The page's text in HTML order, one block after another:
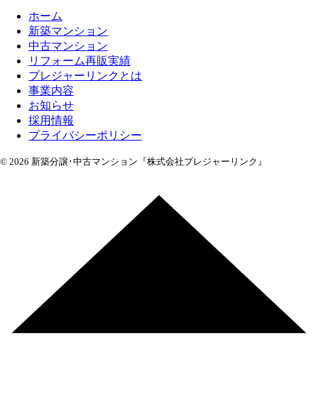
ホーム
新築マンション
中古マンション
リフォーム再販実績
プレジャーリンクとは
事業内容
お知らせ
採用情報
プライバシーポリシー
© 2026 新築分譲･中古マンション『株式会社プレジャーリンク』